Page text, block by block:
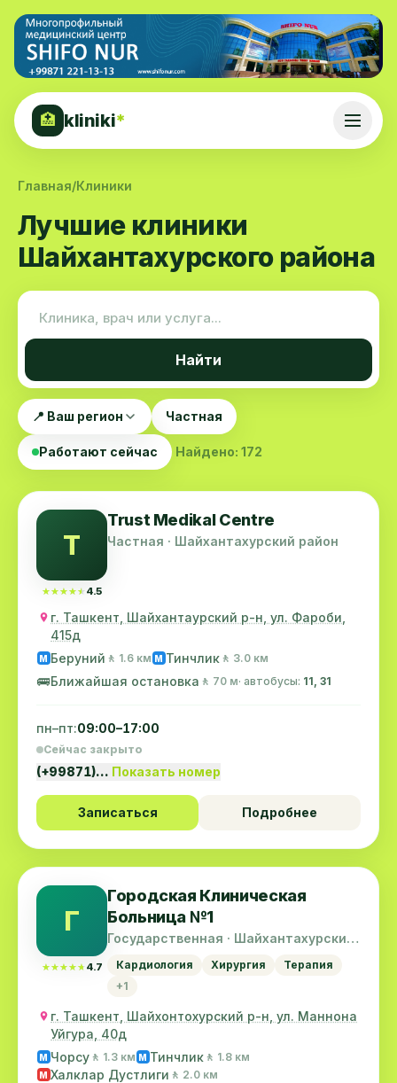
🏥 kliniki*
Главная/Клиники
Лучшие клиники
Шайхантахурского района
Найти
📍 Ваш регион Частная
Работают сейчас Найдено: 172
T
★★★★★
★★★★★ 4.5
Trust Medikal Centre
Частная · Шайхантахурский район
г. Ташкент, Шайхантаурский р-н, ул. Фароби,
415д
M Беруний 🚶 1.6 км M Тинчлик 🚶 3.0 км
🚌Ближайшая остановка 🚶 70 м· автобусы: 11, 31
пн–пт:09:00–17:00
Сейчас закрыто
(+99871)… Показать номер
Записаться Подробнее
Г
★★★★★
★★★★★ 4.7
Городская Клиническая
Больница №1
Государственная · Шайхантахурский
Кардиология Хирургия
Терапия
+1
г. Ташкент, Шайхонтохурский р-н, ул. Маннона
Уйгура, 40д
M Чорсу 🚶 1.3 км M Тинчлик 🚶 1.8 км
M Халклар Дустлиги 🚶 2.0 км